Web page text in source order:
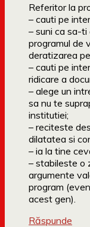
Referitor la
– cauti pe
– suni ca sa-ti
programul de
deratizarea
– cauti pe
ridicare a
– alege un
sa nu te
institutiei;
– reciteste
dilatatea si
– ia la tine
– stabileste o
argumente
program
acest gen).
Răspunde